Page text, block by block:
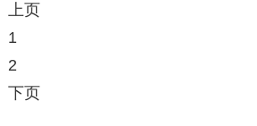
上页
1
2
下页